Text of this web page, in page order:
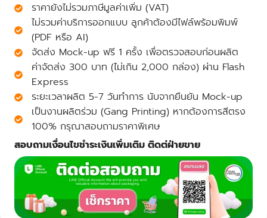
ราคายังไม่รวมภาษีมูลค่าเพิ่ม (VAT)
ไม่รวมค่าบริการออกแบบ ลูกค้าต้องมีไฟล์พร้อมพิมพ์
(PDF หรือ AI)
จัดส่ง Mock-up ฟรี 1 ครั้ง เพื่อตรวจสอบก่อนผลิต
ค่าจัดส่ง 300 บาท (ไม่เกิน 2,000 กล่อง) ผ่าน Flash
Express
ระยะเวลาผลิต 5-7 วันทำการ นับจากยืนยัน Mock-up
เป็นงานผลิตร่วม (Gang Printing) หากต้องการสีตรง
100% กรุณาสอบถามราคาพิเศษ
สอบถามเงื่อนไขชำระเงินเพิ่มเติม ติดต่ฝ่ายขาย